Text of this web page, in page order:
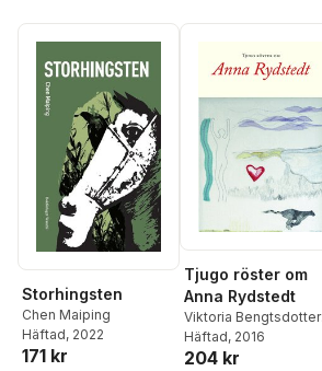
Storhingsten
Chen Maiping
Häftad, 2022
171 kr
Tjugo röster om
Anna Rydstedt
Viktoria Bengtsdotter
Katz,Ingegerd
Blomstrand
Häftad, 2016
204 kr